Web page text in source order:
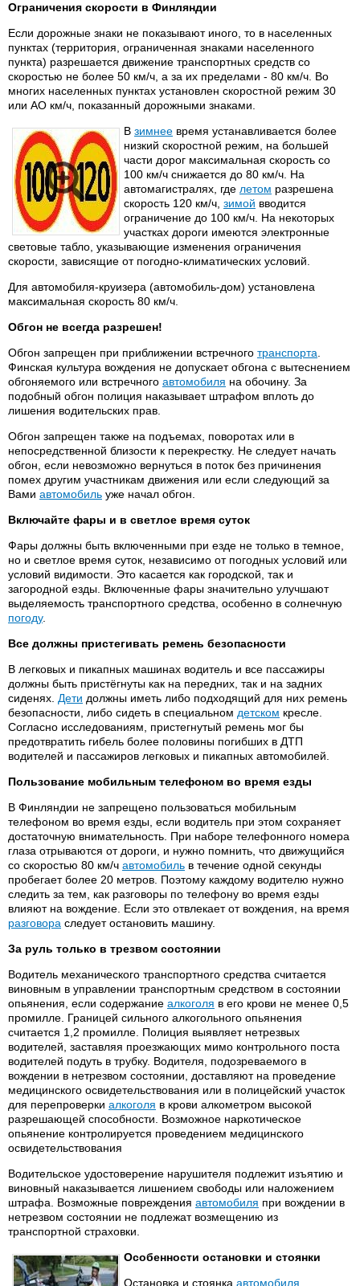
Ограничения скорости в Финляндии
Если дорожные знаки не показывают иного, то в населенных
пунктах (территория, ограниченная знаками населенного
пункта) разрешается движение транспортных средств со
скоростью не более 50 км/ч, а за их пределами - 80 км/ч. Во
многих населенных пунктах установлен скоростной режим 30
или АО км/ч, показанный дорожными знаками.
В зимнее время устанавливается более
низкий скоростной режим, на большей
части дорог максимальная скорость со
100 км/ч снижается до 80 км/ч. На
автомагистралях, где летом разрешена
скорость 120 км/ч, зимой вводится
ограничение до 100 км/ч. На некоторых
участках дороги имеются электронные
световые табло, указывающие изменения ограничения
скорости, зависящие от погодно-климатических условий.
Для автомобиля-круизера (автомобиль-дом) установлена
максимальная скорость 80 км/ч.
Обгон не всегда разрешен!
Обгон запрещен при приближении встречного транспорта
Финская культура вождения не допускает обгона с вытеснением
обгоняемого или встречного автомобиля на обочину. За
подобный обгон полиция наказывает штрафом вплоть до
лишения водительских прав.
Обгон запрещен также на подъемах, поворотах или в
непосредственной близости к перекрестку. Не следует начать
обгон, если невозможно вернуться в поток без причинения
помех другим участникам движения или если следующий за
Вами автомобиль уже начал обгон.
Включайте фары и в светлое время суток
Фары должны быть включенными при езде не только в темное,
но и светлое время суток, независимо от погодных условий или
условий видимости. Это касается как городской, так и
загородной езды. Включенные фары значительно улучшают
выделяемость транспортного средства, особенно в солнечную
погоду.
Все должны пристегивать ремень безопасности
В легковых и пикапных машинах водитель и все пассажиры
должны быть пристёгнуты как на передних, так и на задних
сиденях. Дети должны иметь либо подходящий для них ремень
безопасности, либо сидеть в специальном детском кресле.
Согласно исследованиям, пристегнутый ремень мог бы
предотвратить гибель более половины погибших в ДТП
водителей и пассажиров легковых и пикапных автомобилей.
Пользование мобильным телефоном во время езды
В Финляндии не запрещено пользоваться мобильным
телефоном во время езды, если водитель при этом сохраняет
достаточную внимательность. При наборе телефонного номера
глаза отрываются от дороги, и нужно помнить, что движущийся
со скоростью 80 км/ч автомобиль в течение одной секунды
пробегает более 20 метров. Поэтому каждому водителю нужно
следить за тем, как разговоры по телефону во время езды
влияют на вождение. Если это отвлекает от вождения, на время
разговора следует остановить машину.
За руль только в трезвом состоянии
Водитель механического транспортного средства считается
виновным в управлении транспортным средством в состоянии
опьянения, если содержание алкоголя в его крови не менее 0,5
промилле. Границей сильного алкогольного опьянения
считается 1,2 промилле. Полиция выявляет нетрезвых
водителей, заставляя проезжающих мимо контрольного поста
водителей подуть в трубку. Водителя, подозреваемого в
вождении в нетрезвом состоянии, доставляют на проведение
медицинского освидетельствования или в полицейский участок
для перепроверки алкоголя в крови алкометром высокой
разрешающей способности. Возможное наркотическое
опьянение контролируется проведением медицинского
освидетельствования
Водительское удостоверение нарушителя подлежит изъятию и
виновный наказывается лишением свободы или наложением
штрафа. Возможные повреждения автомобиля при вождении в
нетрезвом состоянии не подлежат возмещению из
транспортной страховки.
Особенности остановки и стоянки
Остановка и стоянка автомобиля